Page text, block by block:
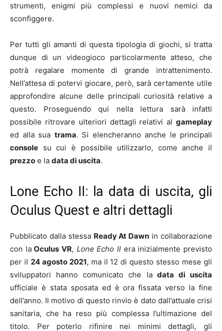
strumenti, enigmi più complessi e nuovi nemici da
sconfiggere.
Per tutti gli amanti di questa tipologia di giochi, si tratta
dunque di un videogioco particolarmente atteso, che
potrà regalare momente di grande intrattenimento.
Nell’attesa di potervi giocare, però, sarà certamente utile
approfondire alcune delle principali curiosità relative a
questo. Proseguendo qui nella lettura sarà infatti
possibile ritrovare ulteriori dettagli relativi al gameplay
ed alla sua trama. Si elencheranno anche le principali
console su cui è possibile utilizzarlo, come anche il
prezzo e la data di uscita.
Lone Echo II: la data di uscita, gli
Oculus Quest e altri dettagli
Pubblicato dalla stessa Ready At Dawn in collaborazione
con laOculus VR, Lone Echo II era inizialmente previsto
per il 24 agosto 2021, ma il 12 di questo stesso mese gli
sviluppatori hanno comunicato che ladata di uscita
ufficiale è stata sposata ed è ora fissata verso la fine
dell’anno. Il motivo di questo rinvio è dato dall’attuale crisi
sanitaria, che ha reso più complessa l’ultimazione del
titolo. Per poterlo rifinire nei minimi dettagli, gli